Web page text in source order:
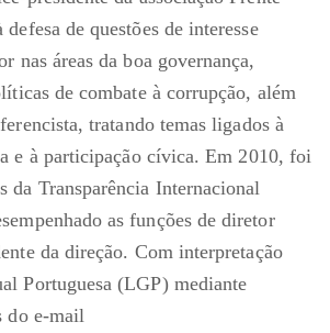
de questões de interesse
nas áreas da boa governança,
de combate à corrupção, além
tratando temas ligados à
e à participação cívica. Em 2010, foi
da Transparência Internacional
as funções de diretor
da direção. Com interpretação
Portuguesa (LGP) mediante
do e-mail